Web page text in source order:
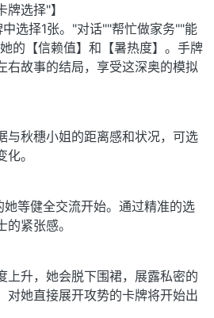
牌选择"】
选择1张。"对话""帮忙做家务""能
的【信赖值】和【暑热度】。手牌
右故事的结局，享受这深奥的模拟
与秋穗小姐的距离感和状况，可选
。
等健全交流开始。通过精准的选
紧张感。
上升，她会脱下围裙，展露私密的
对她直接展开攻势的卡牌将开始出